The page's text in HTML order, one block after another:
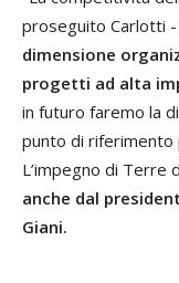
proseguito Carlotti
dimensione
progetti ad alta
in futuro faremo la
punto di riferimento
L’impegno di Terre
anche dal
Giani.